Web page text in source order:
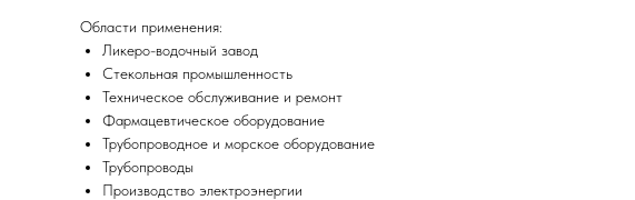
Области применения:
Ликеро-водочный завод
Стекольная промышленность
Техническое обслуживание и ремонт
Фармацевтическое оборудование
Трубопроводное и морское оборудование
Трубопроводы
Производство электроэнергии